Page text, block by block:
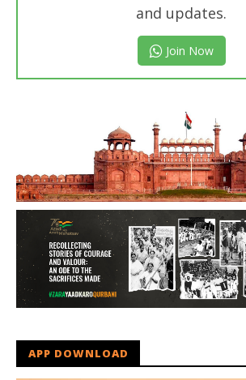
and updates.
Join Now
APP DOWNLOAD